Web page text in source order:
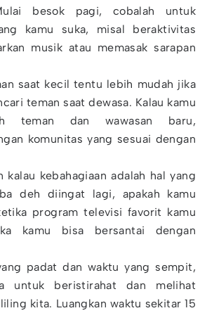
besok pagi, cobalah untuk
kamu suka, misal beraktivitas
musik atau memasak sarapan
saat kecil tentu lebih mudah jika
teman saat dewasa. Kalau kamu
teman dan wawasan baru,
komunitas yang sesuai dengan
kalau kebahagiaan adalah hal yang
deh diingat lagi, apakah kamu
program televisi favorit kamu
kamu bisa bersantai dengan
padat dan waktu yang sempit,
untuk beristirahat dan melihat
kita. Luangkan waktu sekitar 15